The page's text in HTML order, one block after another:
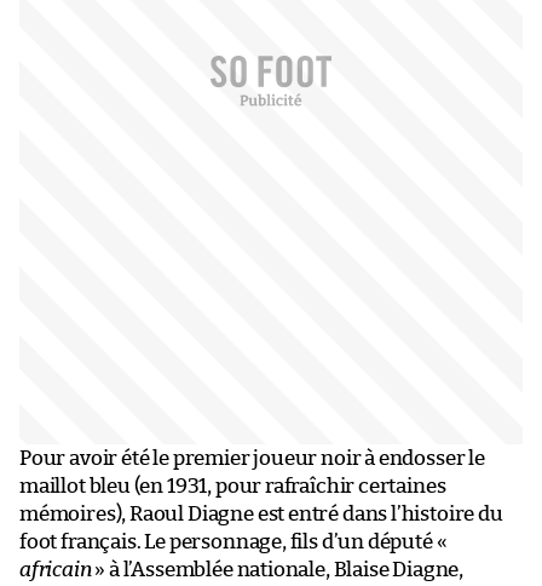
Pour avoir été le premier joueur noir à endosser le
maillot bleu (en 1931, pour rafraîchir certaines
mémoires), Raoul Diagne est entré dans l’histoire du
foot français. Le personnage, fils d’un député «
africain» à l’Assemblée nationale, Blaise Diagne,